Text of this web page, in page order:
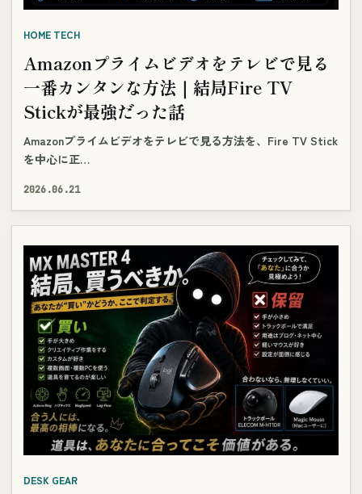
HOME TECH
Amazonプライムビデオをテレビで見る
一番カンタンな方法｜結局Fire TV
Stickが最強だった話
Amazonプライムビデオをテレビで見る方法を、Fire TV Stick
を中心に正…
2026.06.21
DESK GEAR